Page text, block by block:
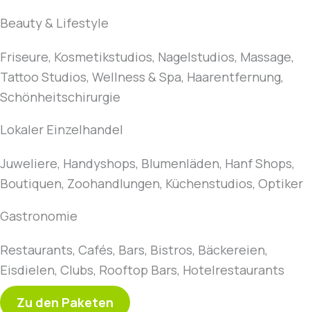
Beauty & Lifestyle
Friseure, Kosmetikstudios, Nagelstudios, Massage,
Tattoo Studios, Wellness & Spa, Haarentfernung,
Schönheitschirurgie
Lokaler Einzelhandel
Juweliere, Handyshops, Blumenläden, Hanf Shops,
Boutiquen, Zoohandlungen, Küchenstudios, Optiker
Gastronomie
Restaurants, Cafés, Bars, Bistros, Bäckereien,
Eisdielen, Clubs, Rooftop Bars, Hotelrestaurants
Zu den Paketen